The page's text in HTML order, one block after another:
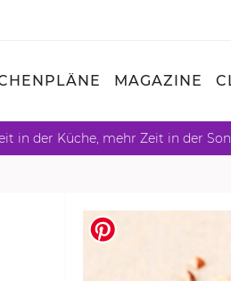
MAGAZINE
in der Küche, mehr Zeit in der